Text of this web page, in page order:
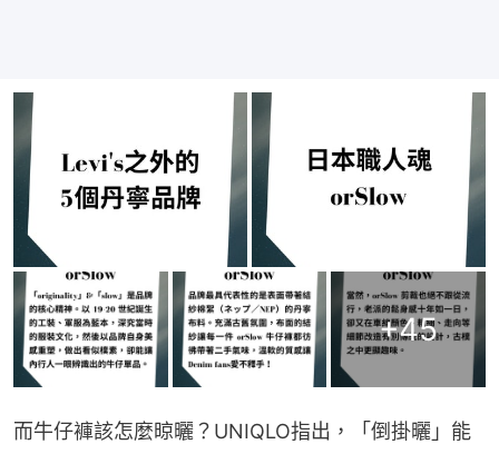
+45
而牛仔褲該怎麼晾曬？UNIQLO指出，「倒掛曬」能